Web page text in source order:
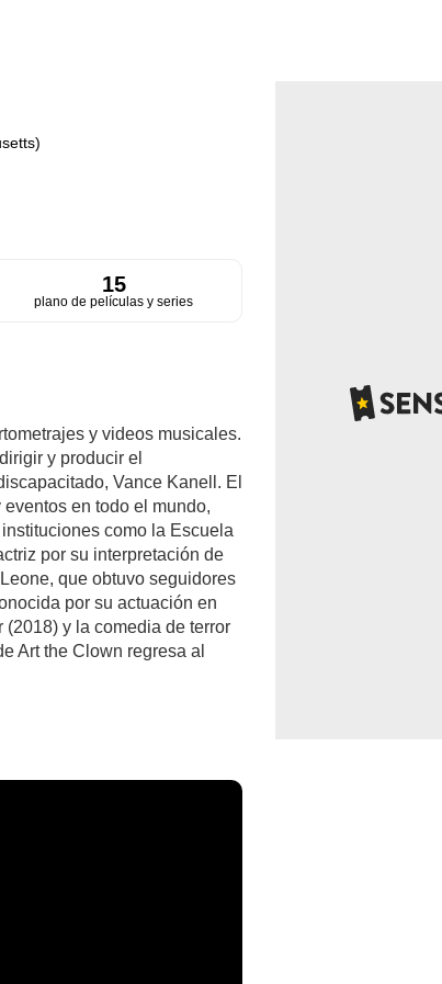
15
plano de películas y series
y videos musicales.
y producir el
Vance Kanell. El
en todo el mundo,
como la Escuela
por su interpretación de
que obtuvo seguidores
por su actuación en
y la comedia de terror
Art the Clown regresa al